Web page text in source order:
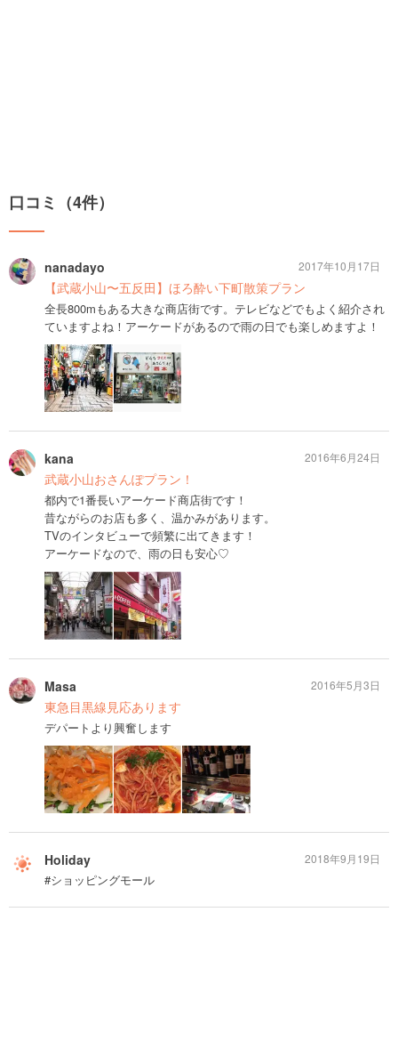
口コミ（4件）
nanadayo
【武蔵小山〜五反田】ほろ酔い下町散策プラン
全長800mもある大きな商店街です。テレビなどでもよく紹介され
ていますよね！アーケードがあるので雨の日でも楽しめますよ！
2017年10月17日
kana
武蔵小山おさんぽプラン！
都内で1番長いアーケード商店街です！
昔ながらのお店も多く、温かみがあります。
TVのインタビューで頻繁に出てきます！
アーケードなので、雨の日も安心♡
2016年6月24日
Masa
東急目黒線見応あります
デパートより興奮します
2016年5月3日
Holiday
#ショッピングモール
2018年9月19日